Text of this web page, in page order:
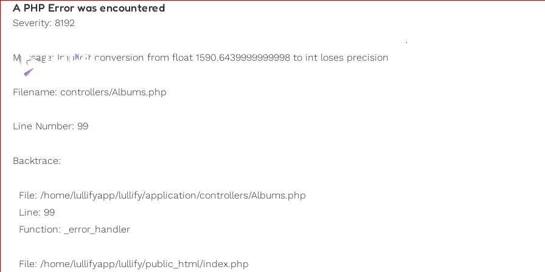
A PHP Error was encountered
Severity: 8192
Message: Implicit conversion from float 1590.6439999999998 to int loses precision
Filename: controllers/Albums.php
Line Number: 99
Backtrace:
File: /home/lullifyapp/lullify/application/controllers/Albums.php
Line: 99
Function: _error_handler
File: /home/lullifyapp/lullify/public_html/index.php
Playlists Sonidos